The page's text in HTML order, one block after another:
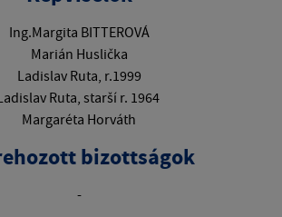
Ing.Margita BITTEROVÁ
Marián Huslička
Ladislav Ruta, r.1999
Ruta, starší r. 1964
Margaréta Horváth
bizottságok
-